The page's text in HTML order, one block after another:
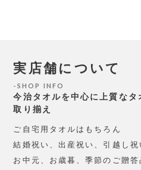
実店舗について
SHOP INFO
今治タオルを中心に上質な
取り揃え
ご自宅用タオルはもちろん
結婚祝い、出産祝い、引越し祝
お中元、お歳暮、季節のご贈答